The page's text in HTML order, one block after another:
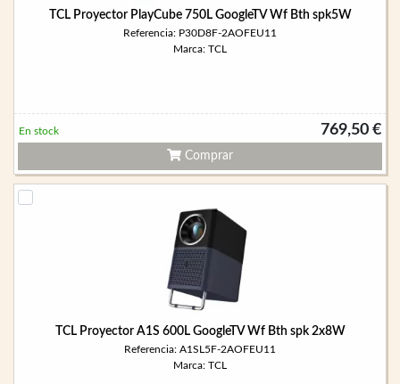
TCL Proyector PlayCube 750L GoogleTV Wf Bth spk5W
Referencia: P30D8F-2AOFEU11
Marca: TCL
769,50 €
En stock
Comprar
TCL Proyector A1S 600L GoogleTV Wf Bth spk 2x8W
Referencia: A1SL5F-2AOFEU11
Marca: TCL